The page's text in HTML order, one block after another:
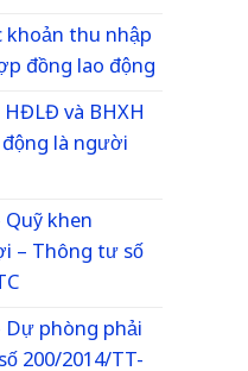
khoản thu nhập
đồng lao động
và BHXH
là người
khen
– Thông tư số
Dự phòng phải
200/2014/TT-